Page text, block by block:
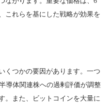
これらを基にした戦略が効果を
くつかの要因があります。一つ
導体関連株への過剰評価が調整
。また、ビットコインを大量に